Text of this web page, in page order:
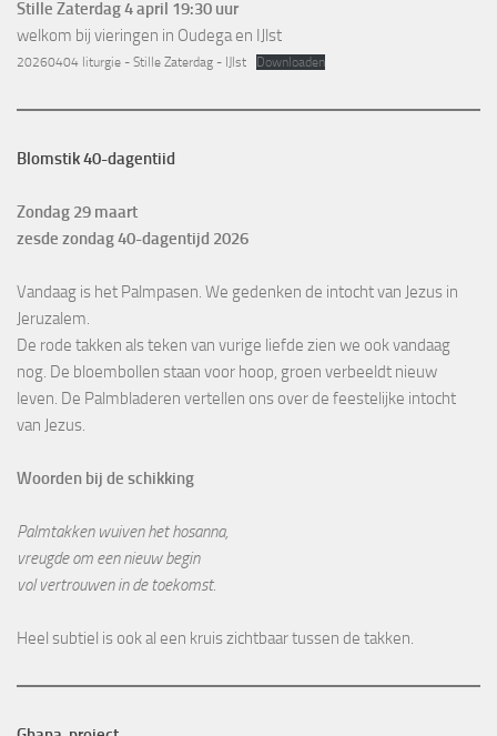
Stille Zaterdag 4 april 19:30 uur
welkom bij vieringen in Oudega en IJlst
20260404 liturgie - Stille Zaterdag - IJlst Downloaden
Blomstik 40-dagentiid
Zondag 29 maart
zesde zondag 40-dagentijd 2026
Vandaag is het Palmpasen. We gedenken de intocht van Jezus in
Jeruzalem.
De rode takken als teken van vurige liefde zien we ook vandaag
nog. De bloembollen staan voor hoop, groen verbeeldt nieuw
leven. De Palmbladeren vertellen ons over de feestelijke intocht
van Jezus.
Woorden bij de schikking
Palmtakken wuiven het hosanna,
vreugde om een nieuw begin
vol vertrouwen in de toekomst.
Heel subtiel is ook al een kruis zichtbaar tussen de takken.